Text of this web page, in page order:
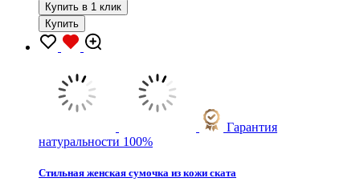
Купить в 1 клик
Купить
Гарантия
натуральности 100%
Стильная женская сумочка из кожи ската